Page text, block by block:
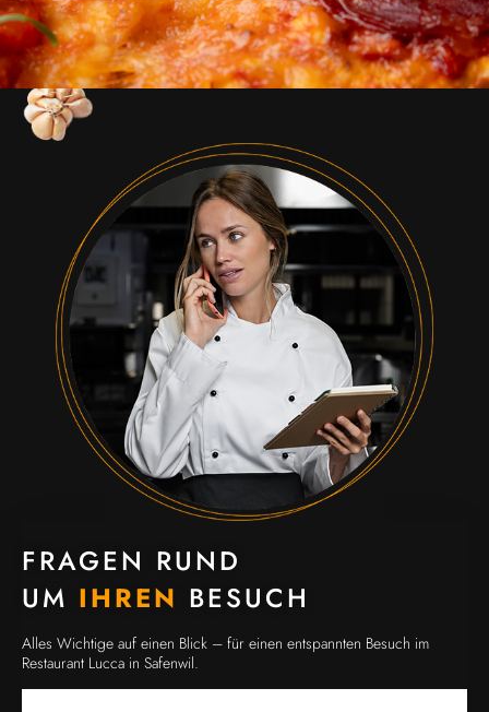
FRAGEN RUND
UM IHREN BESUCH
Alles Wichtige auf einen Blick – für einen entspannten Besuch im
Restaurant Lucca in Safenwil.